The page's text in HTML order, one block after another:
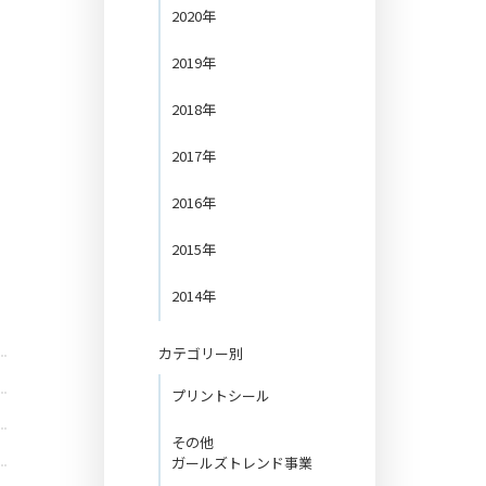
2020年
2019年
2018年
2017年
2016年
2015年
2014年
カテゴリー別
プリントシール
その他
ガールズトレンド事業